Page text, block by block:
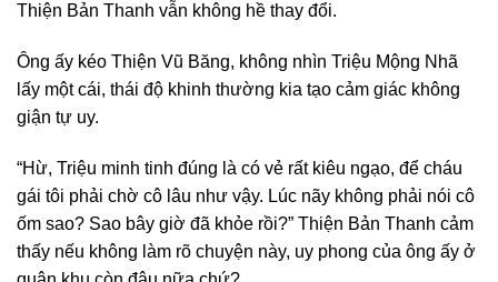
Thiện Bản Thanh vẫn không hề thay đổi.
Ông ấy kéo Thiện Vũ Băng, không nhìn Triệu Mộng Nhã
lấy một cái, thái độ khinh thường kia tạo cảm giác không
giận tự uy.
“Hừ, Triệu minh tinh đúng là có vẻ rất kiêu ngạo, để cháu
gái tôi phải chờ cô lâu như vậy. Lúc nãy không phải nói cô
ốm sao? Sao bây giờ đã khỏe rồi?” Thiện Bản Thanh cảm
thấy nếu không làm rõ chuyện này, uy phong của ông ấy ở